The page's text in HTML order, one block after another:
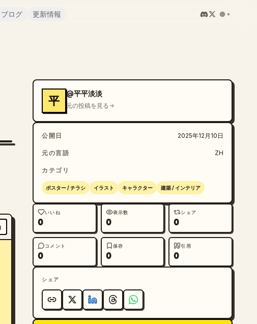
ブログ 更新情報
平
@平平淡淡
元の投稿を見る
公開日 2025年12月10日
元の言語 ZH
カテゴリ
ポスター / チラシ イラスト キャラクター 建築 / インテリア
いいね
0
表示数
0
シェア
0
コメント
0
保存
0
引用
0
シェア